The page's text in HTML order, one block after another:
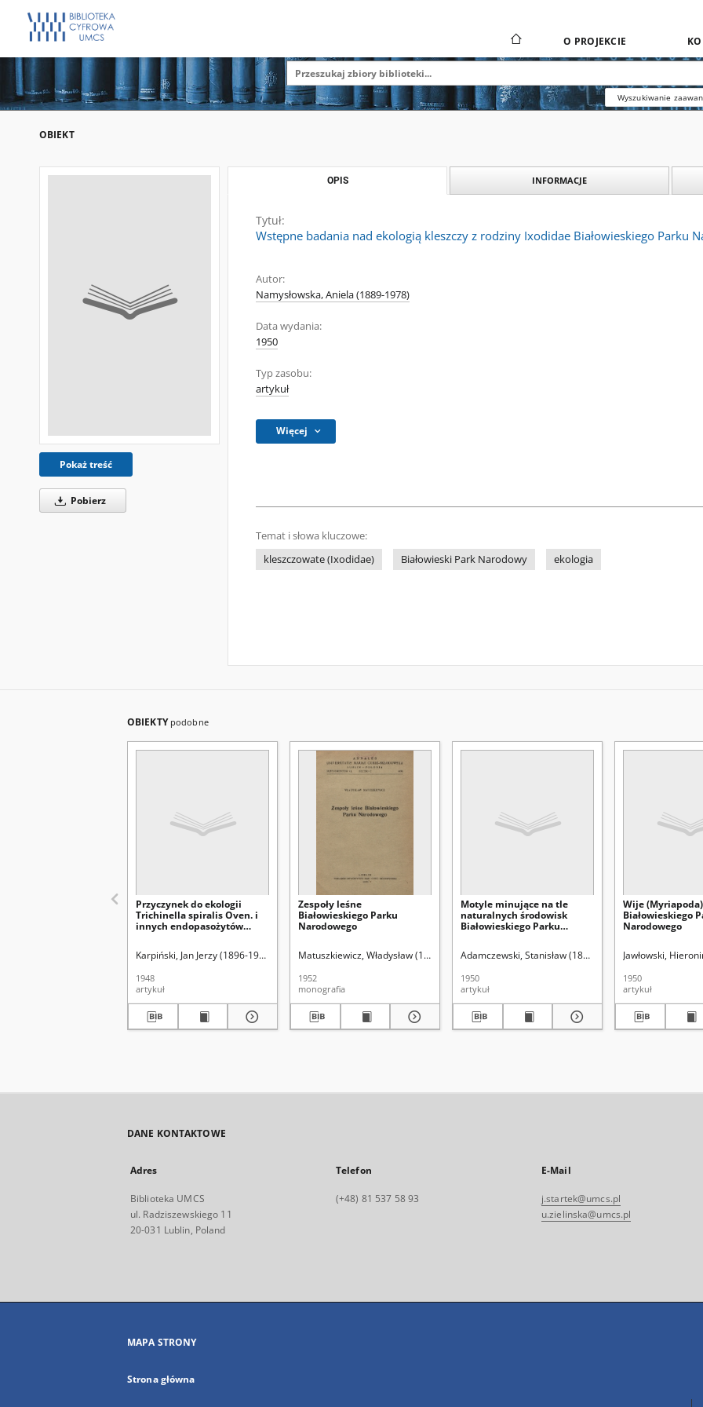
O PROJEKCIE
Wyszukiwanie
OBIEKT
Pokaż treść
Pobierz
OPIS INFORMACJE
Tytuł:
Wstępne badania nad ekologią kleszczy z rodziny Ixodidae Białowieskiego Parku
Autor:
Namysłowska, Aniela (1889-1978)
Data wydania:
1950
Typ zasobu:
artykuł
Więcej
Temat i słowa kluczowe:
kleszczowate (Ixodidae)
Białowieski Park Narodowy ekologia
OBIEKTY podobne
Przyczynek do ekologii
Trichinella spiralis Oven. i
innych endopasożytów
Narodowego
Karpiński, Jan Jerzy (1896-1965) pod redakcją Komitetu Redakcyjnego Uniwersytetu M. C. S. w Lublinie
1948
artykuł
Zespoły leśne
Białowieskiego Parku
Narodowego
Matuszkiewicz, Władysław (1921-2013) Dehnel, August (1903-1962). Red.
1952
monografia
Motyle minujące na tle
naturalnych środowisk
Białowieskiego Parku
Adamczewski, Stanisław (1883-1952)
pod redakcją
1950
artykuł
Wije (Myriapoda)
Białowieskiego
Narodowego
Jawłowski,
1950
artykuł
DANE KONTAKTOWE
Adres
Biblioteka UMCS
ul. Radziszewskiego 11
20-031 Lublin, Poland
Telefon
(+48) 81 537 58 93
E-Mail
j.startek@umcs.pl
u.zielinska@umcs.pl
MAPA STRONY
Strona główna